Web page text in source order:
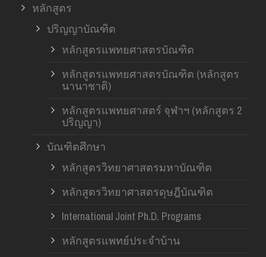
หลักสูตร
ปริญญาบัณฑิต
หลักสูตรแพทยศาสตรบัณฑิต
หลักสูตรแพทยศาสตรบัณฑิต (หลักสูตร
นานาชาติ)
หลักสูตรแพทยศาสตร์ จุฬาฯ (หลักสูตร 2
ปริญญา)
บัณฑิตศึกษา
หลักสูตรวิทยาศาสตรมหาบัณฑิต
หลักสูตรวิทยาศาสตรดุษฎีบัณฑิต
International Joint Ph.D. Programs
หลักสูตรแพทย์ประจำบ้าน